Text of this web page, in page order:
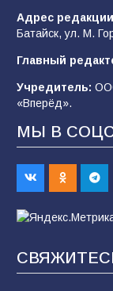
В детском
спортивного
90
Командовал
Евгений
Батайским
Адрес
Батайск, ул. М.
Главный
Учредитель:
«Вперёд».
МЫ В